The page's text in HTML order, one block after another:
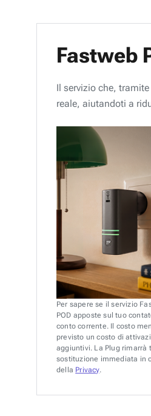
Fastweb
Il servizio che,
reale, aiutandoti a
Per sapere se il servizio
POD apposte sul tuo
conto corrente. Il costo
previsto un costo di
aggiuntivi. La Plug rimarrà
sostituzione immediata in
della Privacy.